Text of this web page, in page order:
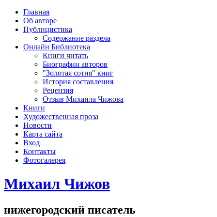
Главная
Об авторе
Публицистика
Содержание раздела
Онлайн Библиотека
Книги читать
Биографии авторов
"Золотая сотня" книг
История составления
Рецензия
Отзыв Михаила Чижова
Книги
Художественная проза
Новости
Карта сайта
Вход
Контакты
Фотогалерея
Михаил Чижов
нижегородский писатель